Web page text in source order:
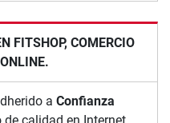
FITSHOP, COMERCIO
a Confianza